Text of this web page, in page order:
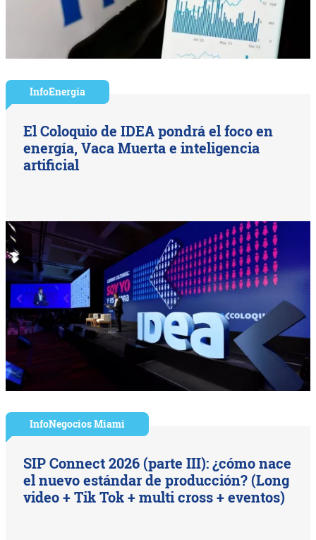
InfoEnergía
El Coloquio de IDEA pondrá el foco en
energía, Vaca Muerta e inteligencia
artificial
InfoNegocios Miami
SIP Connect 2026 (parte III): ¿cómo nace
el nuevo estándar de producción? (Long
video + Tik Tok + multi cross + eventos)